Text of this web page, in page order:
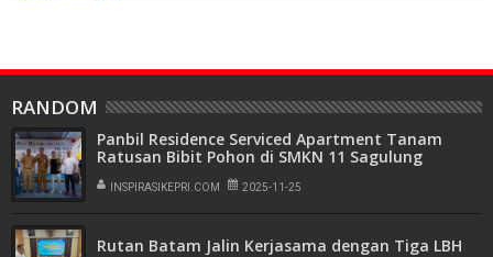
RANDOM
Panbil Residence Serviced Apartment Tanam
Ratusan Bibit Pohon di SMKN 11 Sagulung
INSPIRASIKEPRI.COM 2025-11-25
Rutan Batam Jalin Kerjasama dengan Tiga LBH